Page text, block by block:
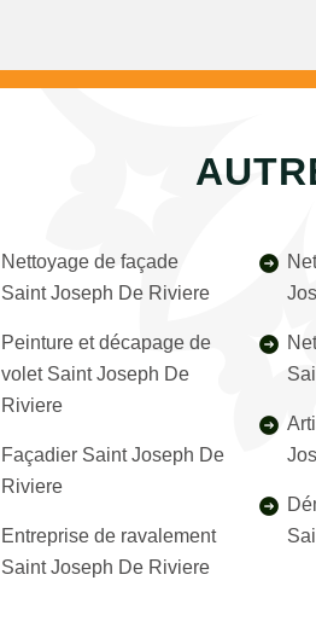
Nettoyage de façade
Saint Joseph De Riviere
Peinture et décapage de
volet Saint Joseph De
Riviere
Façadier Saint Joseph De
Riviere
Entreprise de ravalement
Saint Joseph De Riviere